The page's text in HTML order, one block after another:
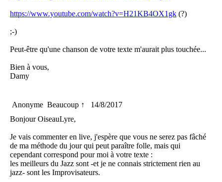
https://www.youtube.com/watch?v=H21KB4OX1gk (?)
;-)
Peut-être qu'une chanson de votre texte m'aurait plus touchée...
Bien à vous,
Damy
Anonyme Beaucoup ↑
14/8/2017
Bonjour OiseauLyre,
Je vais commenter en live, j'espère que vous ne serez pas fâché
de ma méthode du jour qui peut paraître folle, mais qui
cependant correspond pour moi à votre texte :
les meilleurs du Jazz sont -et je ne connais strictement rien au
jazz- sont les Improvisateurs.